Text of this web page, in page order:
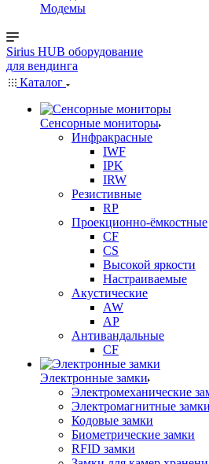
Модемы
Sirius HUB оборудование
для вендинга
Каталог
Сенсорные мониторы
Инфракрасные
IWF
IPK
IRW
Резистивные
RP
Проекционно-ёмкостные
CF
CS
Высокой яркости
Настраиваемые
Акустические
AW
AP
Антивандальные
CF
Электронные замки
Электромеханические
Электромагнитные замки
Кодовые замки
Биометрические замки
RFID замки